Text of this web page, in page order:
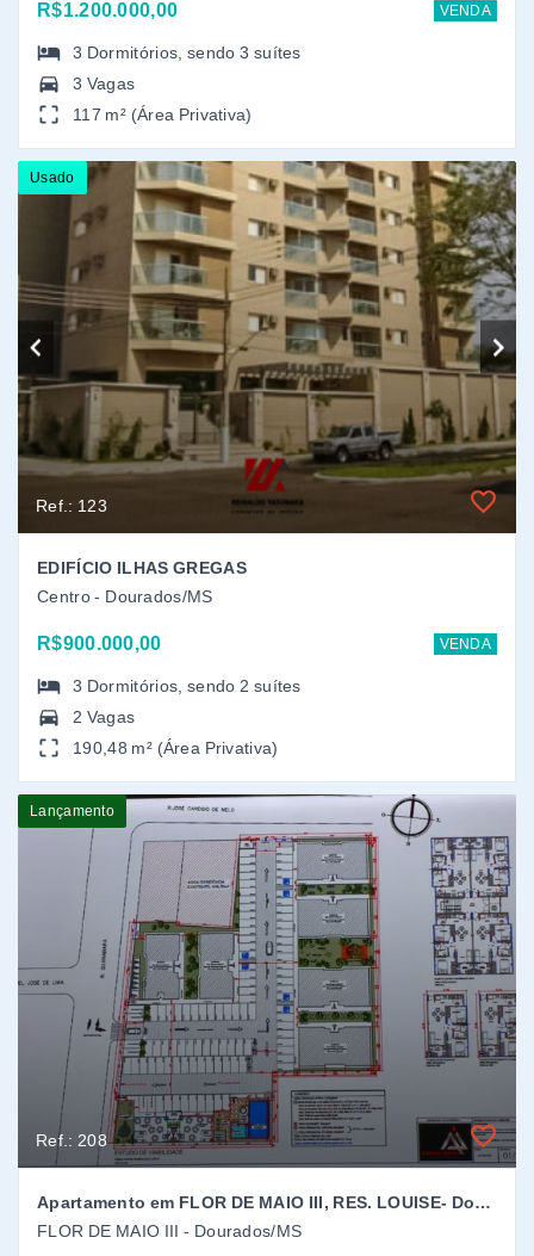
Ref.: 123
EDIFÍCIO ILHAS GREGAS
Centro - Dourados/MS
R$900.000,00 VENDA
Dormitórios, sendo 2 suítes
2 Vagas
190,48 m² (Área Privativa)
Lançamento
Ref.: 208
Apartamento em FLOR DE MAIO III, RES. LOUISE- Dourados/MS
FLOR DE MAIO III - Dourados/MS
R$235.000,00 VENDA
2
Dormitórios
52 m² (Área Privativa)
TERRENOS